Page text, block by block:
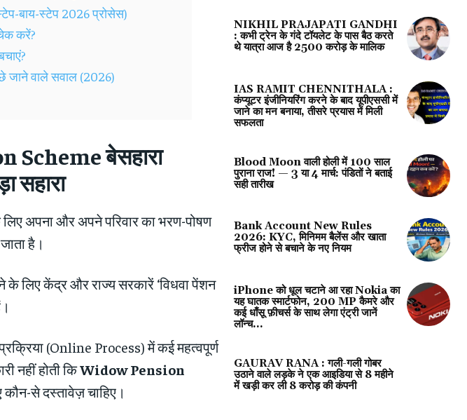
बाय-स्टेप 2026 प्रोसेस)
करें?
जाने वाले सवाल (2026)
Scheme बेसहारा
सहारा
अपना और अपने परिवार का भरण-पोषण
है।
के लिए केंद्र और राज्य सरकारें ‘विधवा पेंशन
(Online Process) में कई महत्वपूर्ण
नहीं होती किWidow Pension
से दस्तावेज़ चाहिए।
NIKHIL PRAJAPATI GANDHI
: कभी ट्रेन के गंदे टॉयलेट के पास बैठ करते
थे यात्रा आज है 2500 करोड़ के मालिक
IAS RAMIT CHENNITHALA :
कंप्यूटर इंजीनियरिंग करने के बाद यूपीएससी में
जाने का मन बनाया, तीसरे प्रयास में मिली
सफलता
Blood Moon वाली होली में 100 साल
पुराना राज! — 3 या 4 मार्च: पंडितों ने बताई
सही तारीख
Bank Account New Rules
2026: KYC, मिनिमम बैलेंस और खाता
फ्रीज होने से बचाने के नए नियम
iPhone को धूल चटाने आ रहा Nokia का
यह घातक स्मार्टफोन, 200 MP कैमरे और
कई धाँसू फ़ीचर्स के साथ लेगा एंट्री जानें
लॉन्च...
GAURAV RANA : गली-गली गोबर
उठाने वाले लड़के ने एक आइडिया से 8 महीने
में खड़ी कर ली 8 करोड़ की कंपनी